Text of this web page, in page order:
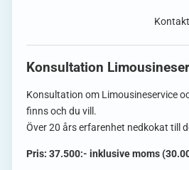
Konsultation
Konsultation om Limousineservice
finns och du vill.
Över 20 års erfarenhet nedkokat till
Pris: 37.500:- inklusive moms